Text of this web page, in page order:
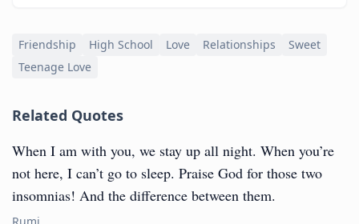
Friendship High School Love Relationships
Sweet
Teenage Love
Related Quotes
When I am with you, we stay up all night. When you’re
not here, I can’t go to sleep. Praise God for those two
insomnias! And the difference between them.